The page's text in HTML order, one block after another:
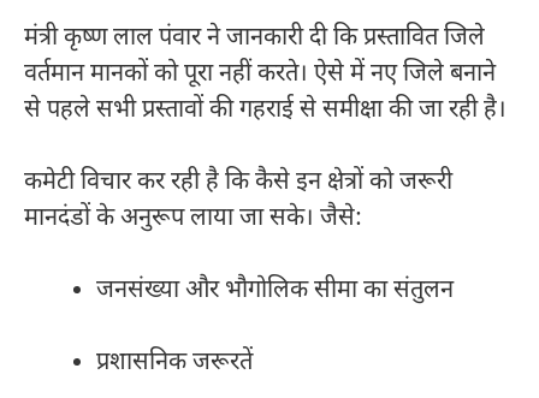
मंत्री कृष्ण लाल पंवार ने जानकारी दी कि प्रस्तावित जिले
वर्तमान मानकों को पूरा नहीं करते। ऐसे में नए जिले बनाने
से पहले सभी प्रस्तावों की गहराई से समीक्षा की जा रही है।
कमेटी विचार कर रही है कि कैसे इन क्षेत्रों को जरूरी
मानदंडों के अनुरूप लाया जा सके। जैसे:
जनसंख्या और भौगोलिक सीमा का संतुलन
प्रशासनिक जरूरतें